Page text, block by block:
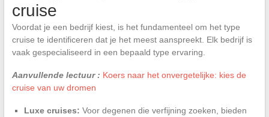
cruise
Voordat je een bedrijf kiest, is het fundamenteel om het type
cruise te identificeren dat je het meest aanspreekt. Elk bedrijf is
vaak gespecialiseerd in een bepaald type ervaring.
Aanvullende lectuur : Koers naar het onvergetelijke: kies de
cruise van uw dromen
Luxe cruises: Voor degenen die verfijning zoeken, bieden